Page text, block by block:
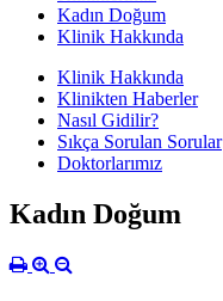
Kadın Doğum
Klinik Hakkında
Klinik Hakkında
Klinikten Haberler
Nasıl Gidilir?
Sıkça Sorulan Sorular
Doktorlarımız
Kadın Doğum